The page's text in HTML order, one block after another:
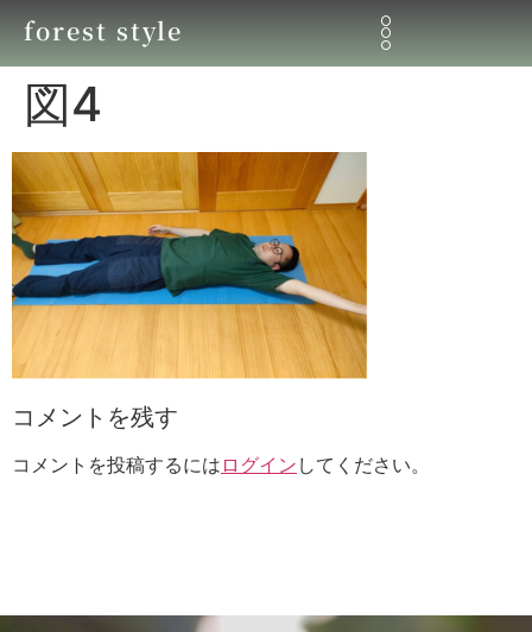
forest style
図4
コメントを残す
コメントを投稿するには ログイン してください。